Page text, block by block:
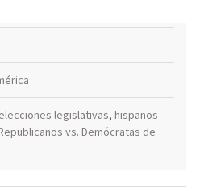
elecciones legislativas, hispanos
vs. Demócratas de